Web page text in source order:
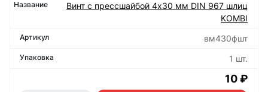
Винт с прессшайбой 4х30 мм DIN 967 шлиц
KOMBI
вм430фшт
1 шт.
10 ₽